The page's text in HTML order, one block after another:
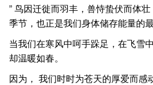
” 鸟因迁徙而羽丰，兽恃蛰伏而体
季节，也正是我们身体储存能量的最
当我们在寒风中呵手跺足，在飞雪
却温暖如春。
因为， 我们时时为苍天的厚爱而感